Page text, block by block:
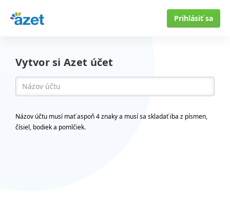
Prihlásiť sa
Vytvor si Azet účet
Názov účtu musí mať aspoň 4 znaky a musí sa skladať iba z písmen,
čísiel, bodiek a pomlčiek.